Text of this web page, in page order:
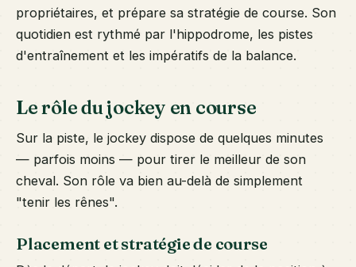
propriétaires, et prépare sa stratégie de course. Son
quotidien est rythmé par l'hippodrome, les pistes
d'entraînement et les impératifs de la balance.
Le rôle du jockey en course
Sur la piste, le jockey dispose de quelques minutes
— parfois moins — pour tirer le meilleur de son
cheval. Son rôle va bien au-delà de simplement
"tenir les rênes".
Placement et stratégie de course